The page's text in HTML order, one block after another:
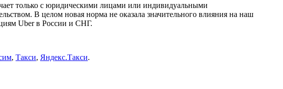
только с юридическими лицами или индивидуальными
В целом новая норма не оказала значительного влияния на наш
Uber в России и СНГ.
, Такси, Яндекс.Такси.